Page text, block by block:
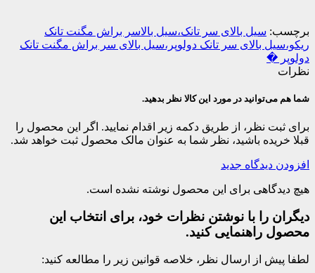
برچسب: سیل بالای سر تانک،سیل بالاسر براش مگنت تانک
ریکو،سیل بالای سر تانک دولوپر،سیل بالای سر براش مگنت تانک
دولوپر �
نظرات
شما هم می‌توانید در مورد این کالا نظر بدهید.
برای ثبت نظر، از طریق دکمه زیر اقدام نمایید. اگر این محصول را
قبلا خریده باشید، نظر شما به عنوان مالک محصول ثبت خواهد شد.
افزودن دیدگاه جدید
هیچ دیدگاهی برای این محصول نوشته نشده است.
دیگران را با نوشتن نظرات خود، برای انتخاب این
محصول راهنمایی کنید.
لطفا پیش از ارسال نظر، خلاصه قوانین زیر را مطالعه کنید: